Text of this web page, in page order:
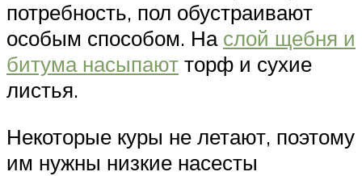
потребность, пол обустраивают
особым способом. На слой щебня и
битума насыпают торф и сухие
листья.
Некоторые куры не летают, поэтому
им нужны низкие насесты